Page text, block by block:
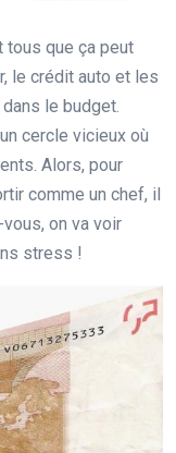
tous que ça peut
le crédit auto et les
le budget.
cercle vicieux où
Alors, pour
comme un chef, il
on va voir
stress !